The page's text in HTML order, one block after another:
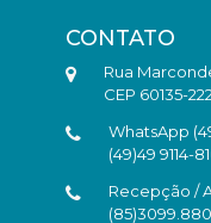
CONTATO
Rua
CEP 60135-
WhatsApp
(49)49 9114-
Recepção /